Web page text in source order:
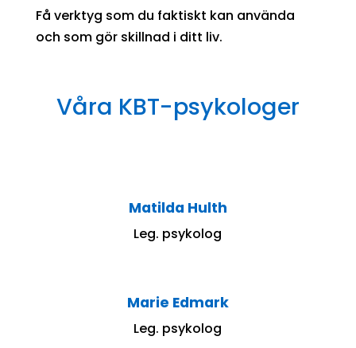
Få verktyg som du faktiskt kan använda
och som gör skillnad i ditt liv.
Våra KBT-psykologer
Matilda Hulth
Leg. psykolog
Marie Edmark
Leg. psykolog